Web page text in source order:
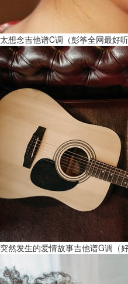
太想念吉他谱C调（彭筝全网最好听
突然发生的爱情故事吉他谱G调（